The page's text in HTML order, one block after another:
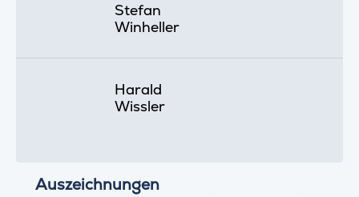
Stefan
Winheller
Harald
Wissler
Auszeichnungen